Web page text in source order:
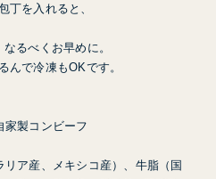
丁を入れると、
るべくお早めに。
んで冷凍もOKです。
製コンビーフ
ア産、メキシコ産）、牛脂（国